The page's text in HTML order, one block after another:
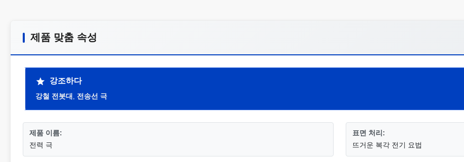
제품 맞춤 속성
강조하다
강철 전봇대 전송선 극
제품 이름:
전력 극
표면 처리:
뜨거운 복각 전기 요법